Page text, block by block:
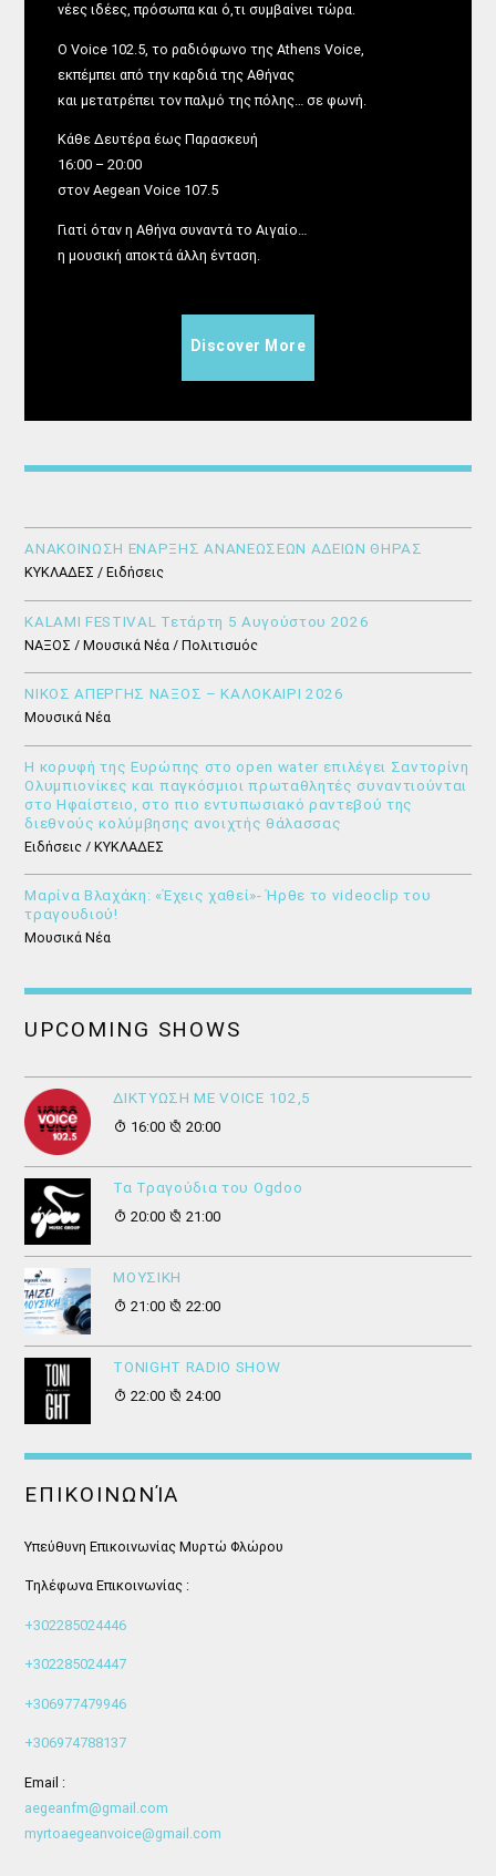
νέες ιδέες, πρόσωπα και ό,τι συμβαίνει τώρα.
Ο Voice 102.5, το ραδιόφωνο της Athens Voice,
εκπέμπει από την καρδιά της Αθήνας
και μετατρέπει τον παλμό της πόλης… σε φωνή.
Κάθε Δευτέρα έως Παρασκευή
16:00 – 20:00
στον Aegean Voice 107.5
Γιατί όταν η Αθήνα συναντά το Αιγαίο…
η μουσική αποκτά άλλη ένταση.
Discover More
ΑΝΑΚΟΙΝΩΣΗ ΕΝΑΡΞΗΣ ΑΝΑΝΕΩΣΕΩΝ ΑΔΕΙΩΝ ΘΗΡΑΣ
ΚΥΚΛΑΔΕΣ / Ειδήσεις
KALAMI FESTIVAL Τετάρτη 5 Αυγούστου 2026
ΝΑΞΟΣ / Μουσικά Νέα / Πολιτισμός
ΝΙΚΟΣ ΑΠΕΡΓΗΣ ΝΑΞΟΣ – ΚΑΛΟΚΑΙΡΙ 2026
Μουσικά Νέα
Η κορυφή της Ευρώπης στο open water επιλέγει Σαντορίνη
Ολυμπιονίκες και παγκόσμιοι πρωταθλητές συναντιούνται
στο Ηφαίστειο, στο πιο εντυπωσιακό ραντεβού της
διεθνούς κολύμβησης ανοιχτής θάλασσας
Ειδήσεις / ΚΥΚΛΑΔΕΣ
Μαρίνα Βλαχάκη: «Έχεις χαθεί»- Ήρθε το videoclip του
τραγουδιού!
Μουσικά Νέα
UPCOMING SHOWS
ΔΙΚΤΥΩΣΗ ΜΕ VOICE 102,5
16:00
20:00
Τα Τραγούδια του Ogdoo
20:00
21:00
ΜΟΥΣΙΚΗ
21:00
22:00
ΤONIGHT RADIO SHOW
22:00
24:00
ΕΠΙΚΟΙΝΩΝΊΑ
Υπεύθυνη Επικοινωνίας Μυρτώ Φλώρου
Τηλέφωνα Επικοινωνίας :
+302285024446
+302285024447
+306977479946
+306974788137
Email :
aegeanfm@gmail.com
myrtoaegeanvoice@gmail.com